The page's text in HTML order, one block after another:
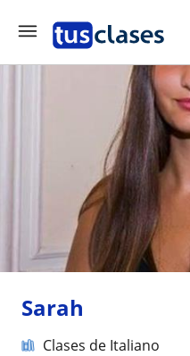
Sarah
Clases de Italiano